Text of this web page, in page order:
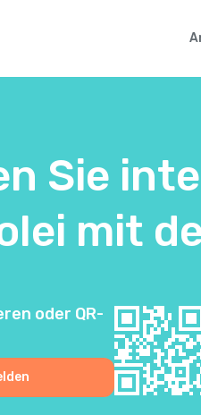
Sie
mit
oder QR-